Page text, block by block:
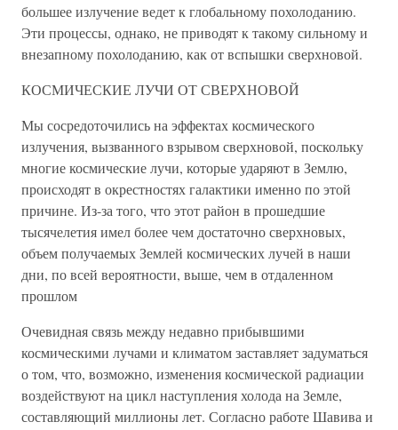
большее излучение ведет к глобальному похолоданию.
Эти процессы, однако, не приводят к такому сильному и
внезапному похолоданию, как от вспышки сверхновой.
КОСМИЧЕСКИЕ ЛУЧИ ОТ СВЕРХНОВОЙ
Мы сосредоточились на эффектах космического
излучения, вызванного взрывом сверхновой, поскольку
многие космические лучи, которые ударяют в Землю,
происходят в окрестностях галактики именно по этой
причине. Из-за того, что этот район в прошедшие
тысячелетия имел более чем достаточно сверхновых,
объем получаемых Землей космических лучей в наши
дни, по всей вероятности, выше, чем в отдаленном
прошлом
Очевидная связь между недавно прибывшими
космическими лучами и климатом заставляет задуматься
о том, что, возможно, изменения космической радиации
воздействуют на цикл наступления холода на Земле,
составляющий миллионы лет. Согласно работе Шавива и